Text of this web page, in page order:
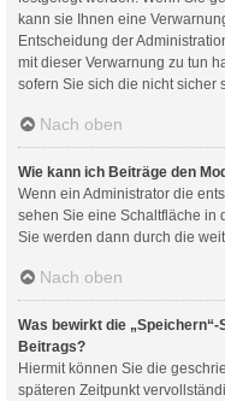
kann sie Ihnen eine
Entscheidung der
mit dieser Verwarnung zu tun
sofern Sie sich die nicht sicher
Nach oben
Wie kann ich Beiträge den
Wenn ein Administrator die
sehen Sie eine Schaltfläche in
Sie werden dann durch die
Nach oben
Was bewirkt die
Beitrags?
Hiermit können Sie die
späteren Zeitpunkt